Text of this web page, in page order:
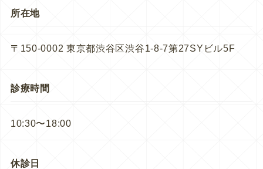
所在地
〒150-0002 東京都渋谷区渋谷1-8-7第27SYビル5F
診療時間
10:30〜18:00
休診日